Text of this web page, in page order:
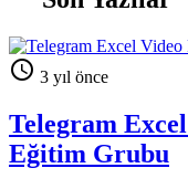
 3 yıl önce
Telegram
Eğitim Grubu